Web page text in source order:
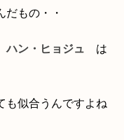
だもの・・
ハン・ヒョジュ は
も似合うんですよね